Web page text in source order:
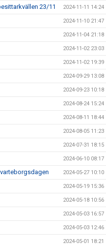
23/11 2024-11-11 14:24
2024-11-10 21:47
2024-11-04 21:18
2024-11-02 23:03
2024-11-02 19:39
2024-09-29 13:08
2024-09-23 10:18
2024-08-24 15:24
2024-08-11 18:44
2024-08-05 11:23
2024-07-31 18:15
2024-06-10 08:17
2024-05-27 10:10
2024-05-19 15:36
2024-05-18 10:56
2024-05-03 16:57
2024-05-03 12:46
2024-05-01 18:21